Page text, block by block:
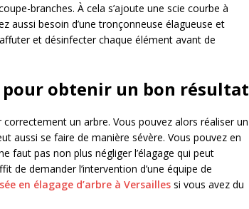
branches. À cela s’ajoute une scie courbe à
aussi besoin d’une tronçonneuse élagueuse et
et désinfecter chaque élément avant de
obtenir un bon résultat
un arbre. Vous pouvez alors réaliser un
aussi se faire de manière sévère. Vous pouvez en
faut pas non plus négliger l’élagage qui peut
de demander l’intervention d’une équipe de
en élagage d’arbre à Versailles si vous avez du